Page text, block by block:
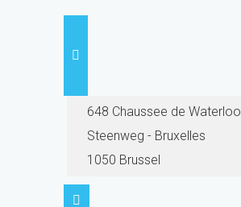
648 Chaussee de Waterloo
Steenweg - Bruxelles
1050 Brussel